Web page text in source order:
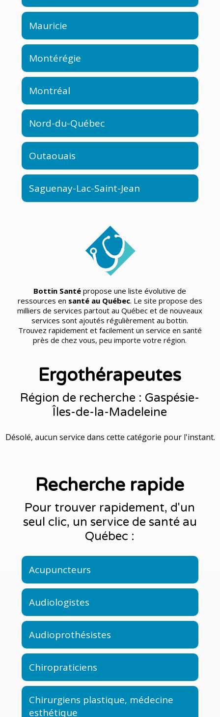
Mauricie
Montérégie
Montréal
Nord-du-Québec
Outaouais
Saguenay-Lac-Saint-Jean
Bottin Santé propose une liste évolutive de
ressources en santé au Québec. Le site propose des
milliers de services partout au Québec et de nouveaux
services sont ajoutés régulièrement au bottin.
Trouvez rapidement et facilement un service en santé
près de chez vous, peu importe votre région.
Ergothérapeutes
Région de recherche : Gaspésie-
Îles-de-la-Madeleine
Désolé, aucun service dans cette catégorie pour l'instant.
Recherche rapide
Pour trouver rapidement, d'un
seul clic, un service de santé au
Québec :
Acupuncteurs
Audiologistes
Audioprothésistes
Chiropraticiens
Chirurgiens plastique, médecine
esthétique